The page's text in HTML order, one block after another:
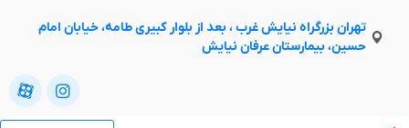
تهران بزرگراه نیایش غرب ، بعد از بلوار کبیری طامه، خیابان امام
حسین، بیمارستان عرفان نیایش